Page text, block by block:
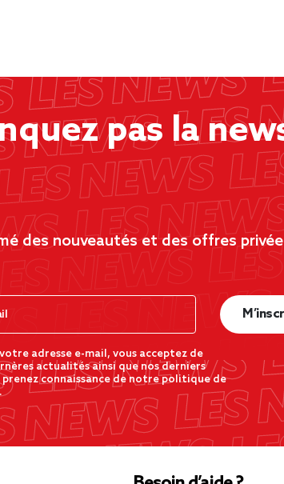
pas la
des nouveautés et des offres
adresse e-mail, vous acceptez de
actualités ainsi que nos derniers
connaissance de notre politique de